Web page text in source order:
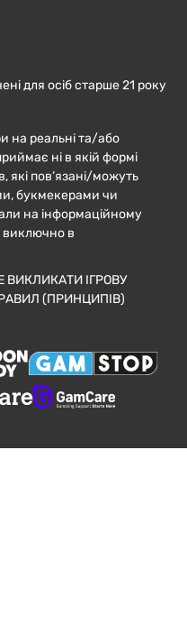
для осіб старше 21 року
на реальні та/або
ні в якій формі
які пов’язані/можуть
букмекерами чи
на інформаційному
виключно в
ВИКЛИКАТИ ІГРОВУ
(ПРИНЦИПІВ)